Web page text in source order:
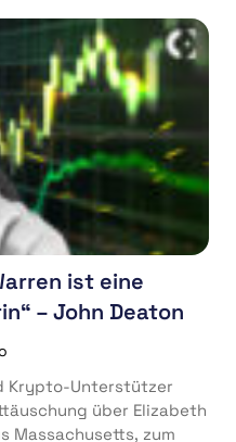
ist eine
– John Deaton
Krypto-Unterstützer
über Elizabeth
Massachusetts, zum